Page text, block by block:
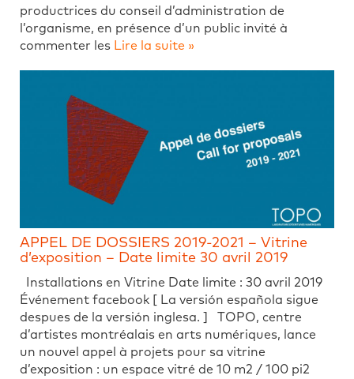
productrices du conseil d’administration de
l’organisme, en présence d’un public invité à
commenter les Lire la suite »
APPEL DE DOSSIERS 2019-2021 – Vitrine
d’exposition – Date limite 30 avril 2019
Installations en Vitrine Date limite : 30 avril 2019
Événement facebook [ La versión española sigue
despues de la versión inglesa. ] TOPO, centre
d’artistes montréalais en arts numériques, lance
un nouvel appel à projets pour sa vitrine
d’exposition : un espace vitré de 10 m2 / 100 pi2